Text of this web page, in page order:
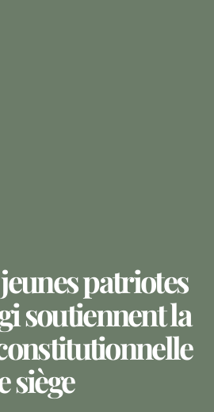
patriotes
soutiennent la
siège